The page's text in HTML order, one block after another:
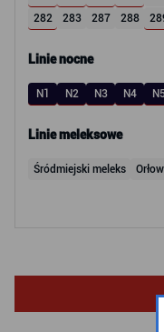
282
283 287 288
Linie nocne
N1 N2 N3 N4
Linie meleksowe
Śródmiejski meleks